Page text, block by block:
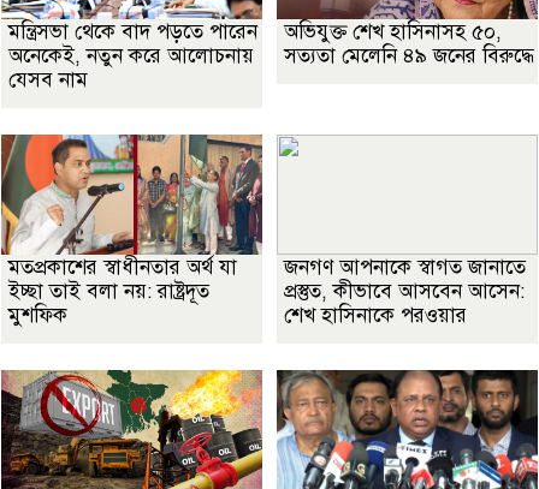
মন্ত্রিসভা থেকে বাদ পড়তে পারেন
অনেকেই, নতুন করে আলোচনায়
যেসব নাম
অভিযুক্ত শেখ হাসিনাসহ ৫০,
সত্যতা মেলেনি ৪৯ জনের বিরুদ্ধে
মতপ্রকাশের স্বাধীনতার অর্থ যা
ইচ্ছা তাই বলা নয়: রাষ্ট্রদূত
মুশফিক
জনগণ আপনাকে স্বাগত জানাতে
প্রস্তুত, কীভাবে আসবেন আসেন:
শেখ হাসিনাকে পরওয়ার